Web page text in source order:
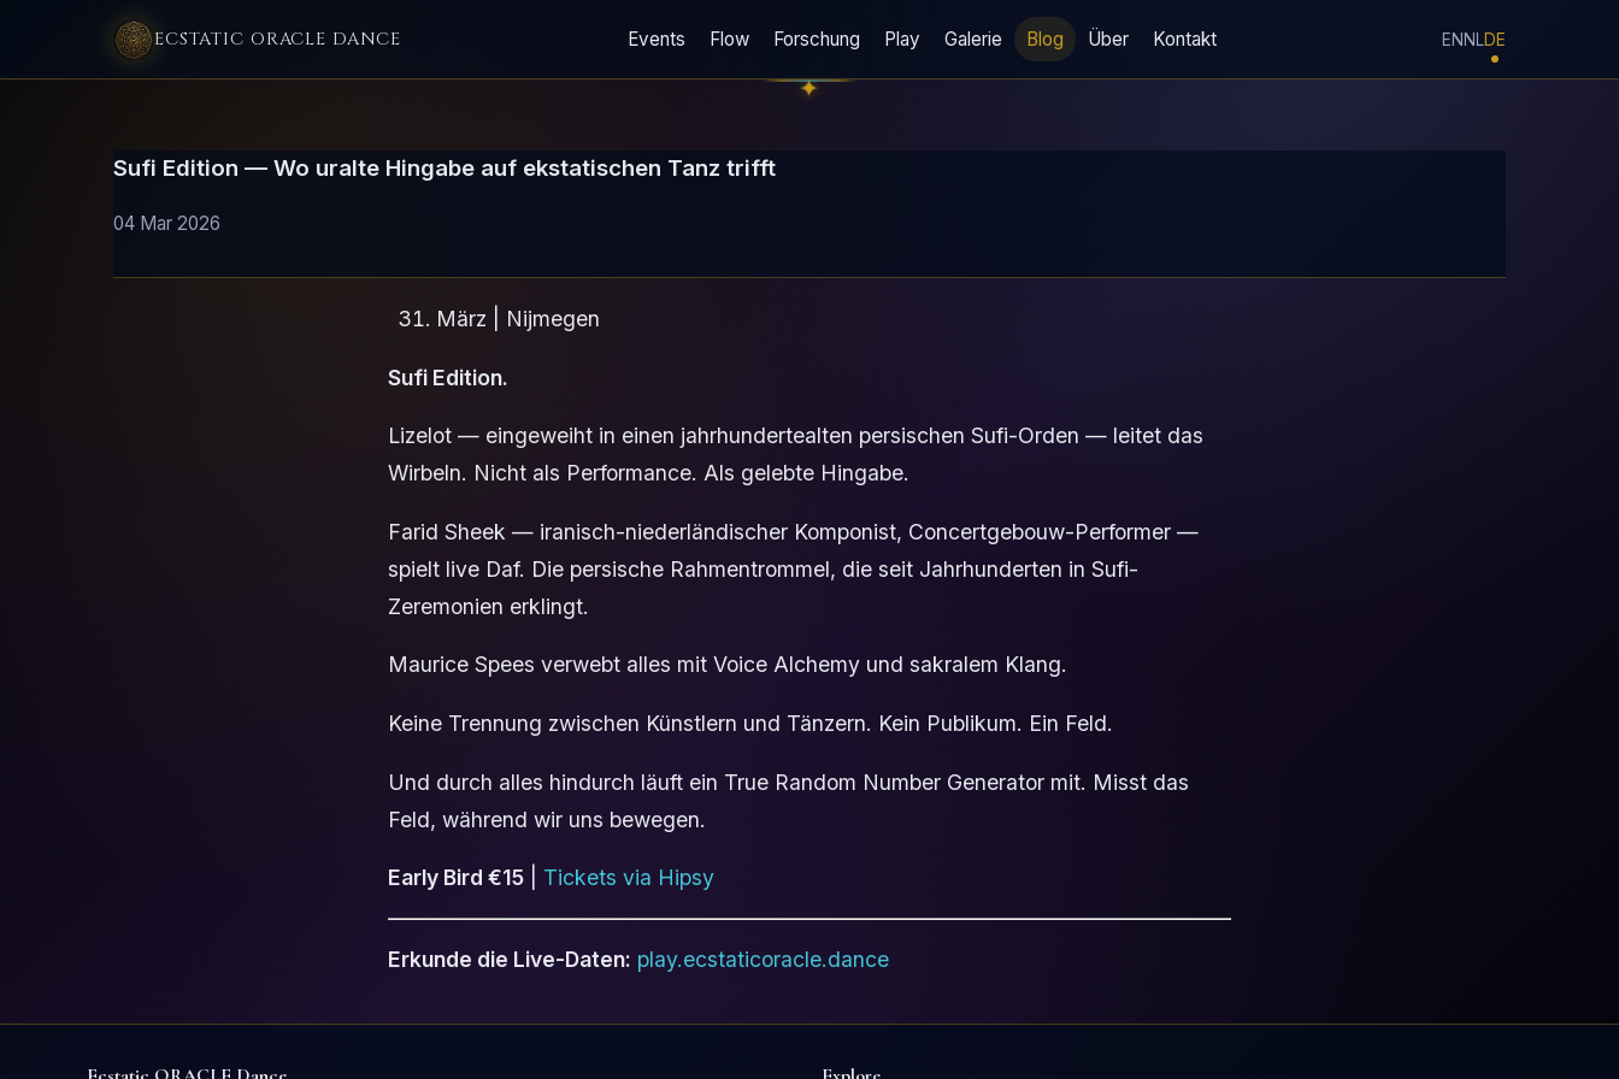
ECSTATIC ORACLE DANCE Events Flow Forschung Play Galerie Blog Über Kontakt ENNLDE
Sufi Edition — Wo uralte Hingabe auf ekstatischen Tanz trifft
04 Mar 2026
März | Nijmegen
Sufi Edition.
Lizelot — eingeweiht in einen jahrhundertealten persischen Sufi-Orden — leitet das
Wirbeln. Nicht als Performance. Als gelebte Hingabe.
Farid Sheek — iranisch-niederländischer Komponist, Concertgebouw-Performer —
spielt live Daf. Die persische Rahmentrommel, die seit Jahrhunderten in Sufi-
Zeremonien erklingt.
Maurice Spees verwebt alles mit Voice Alchemy und sakralem Klang.
Keine Trennung zwischen Künstlern und Tänzern. Kein Publikum. Ein Feld.
Und durch alles hindurch läuft ein True Random Number Generator mit. Misst das
Feld, während wir uns bewegen.
Early Bird €15 Tickets via Hipsy
Erkunde die Live-Daten: play.ecstaticoracle.dance